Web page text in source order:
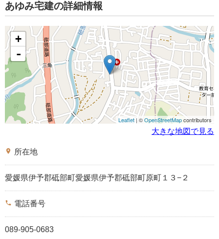
あゆみ宅建の詳細情報
+
-
Leaflet | ©OpenStreetMapcontributors
大きな地図で見る
place 所在地
愛媛県伊予郡砥部町愛媛県伊予郡砥部町原町１３−２
phone 電話番号
089-905-0683